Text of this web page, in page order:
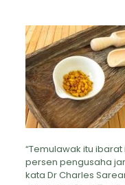
“Temulawak itu
persen pengusaha
kata Dr Charles